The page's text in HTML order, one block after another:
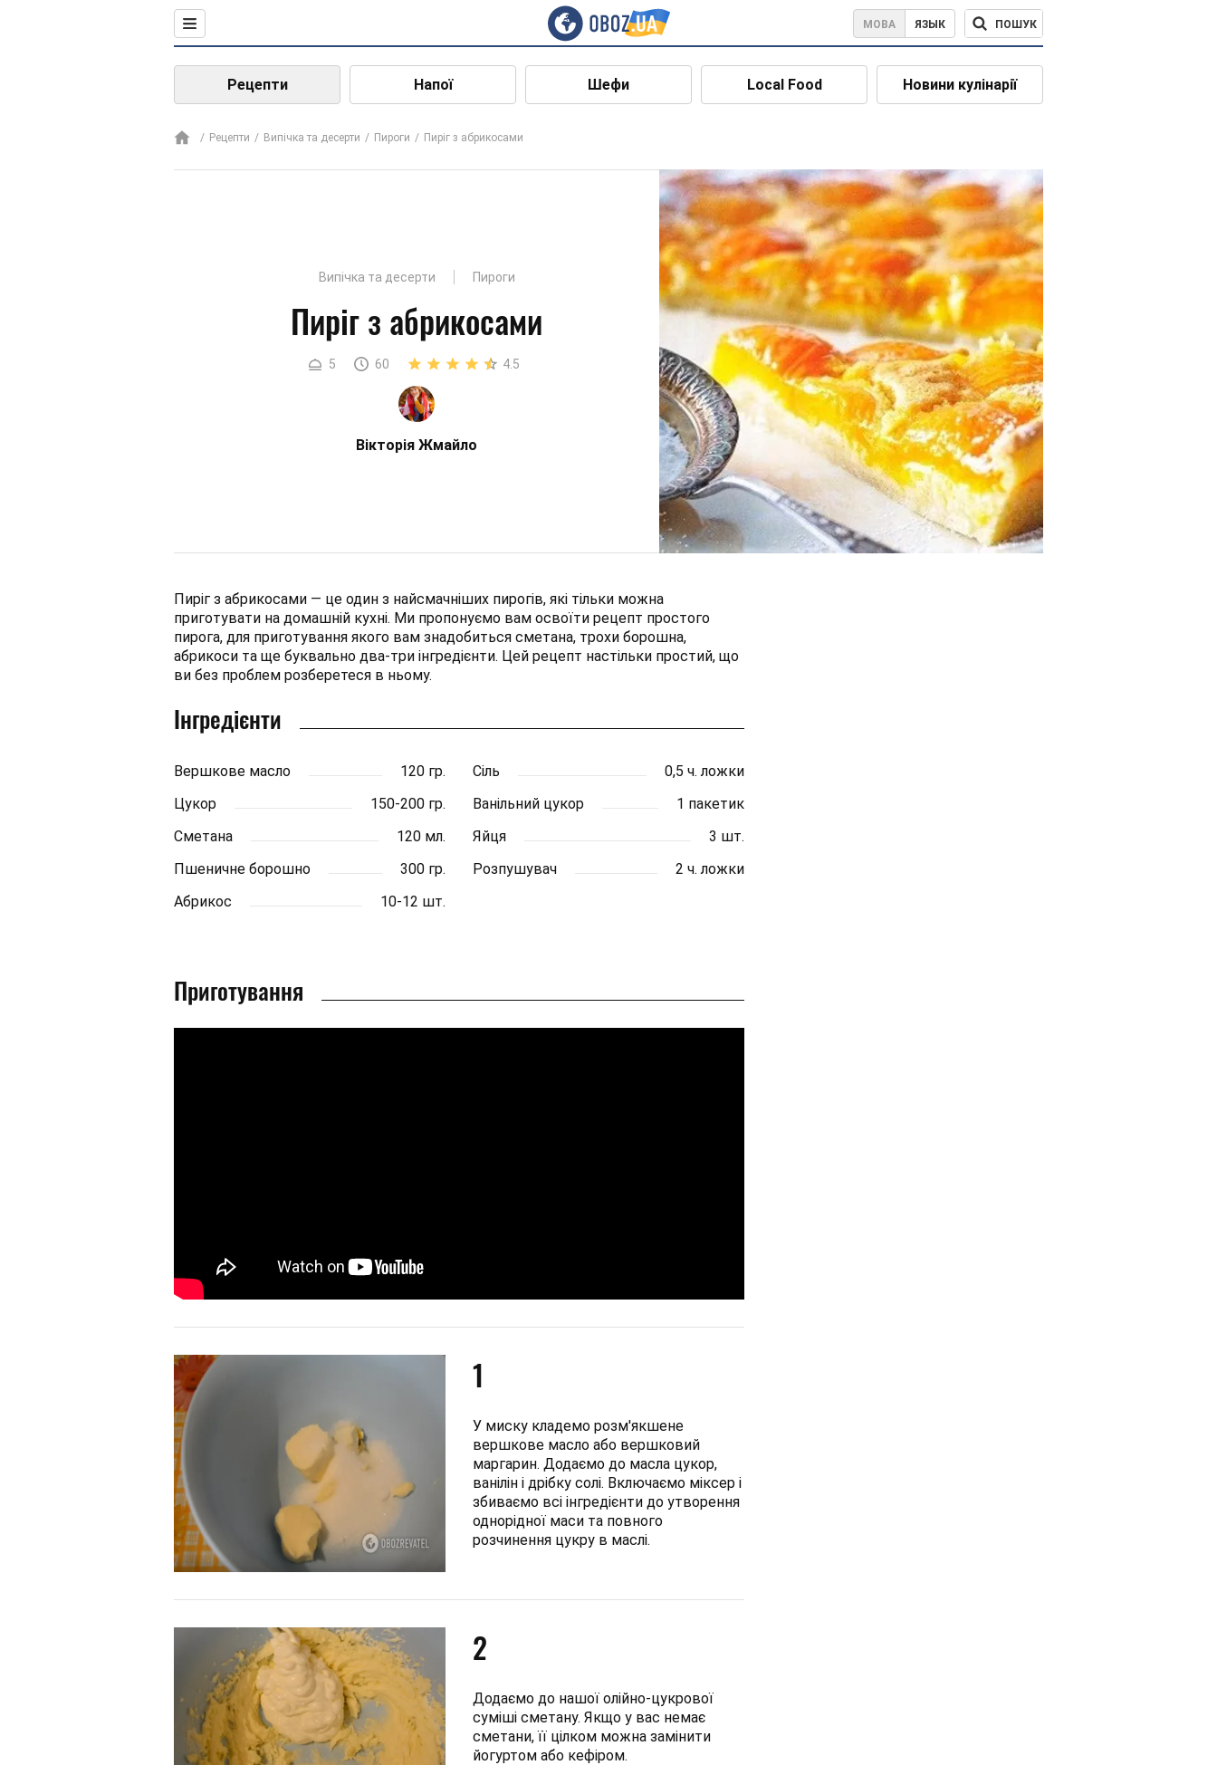
МОВА ЯЗЫК ПОШУК
Рецепти Напої Шефи Local Food Новини кулінарії
Рецепти Випічка та десерти Пироги Пиріг з абрикосами
Випічка та десерти Пироги
Пиріг з абрикосами
5 60 4.5
Вікторія Жмайло
Пиріг з абрикосами — це один з найсмачніших пирогів, які тільки можна
приготувати на домашній кухні. Ми пропонуємо вам освоїти рецепт простого
пирога, для приготування якого вам знадобиться сметана, трохи борошна,
абрикоси та ще буквально два-три інгредієнти. Цей рецепт настільки простий, що
ви без проблем розберетеся в ньому.
Інгредієнти
Вершкове масло 120 гр. Сіль
0,5 ч. ложки
Цукор
150-200 гр. Ванільний цукор
1 пакетик
Сметана
120 мл. Яйця
3 шт.
Пшеничне борошно
300 гр. Розпушувач
2 ч. ложки
Абрикос
10-12 шт.
Приготування
1
У миску кладемо розм'якшене
вершкове масло або вершковий
маргарин. Додаємо до масла цукор,
ванілін і дрібку солі. Включаємо міксер і
збиваємо всі інгредієнти до утворення
однорідної маси та повного
розчинення цукру в маслі.
2
Додаємо до нашої олійно-цукрової
суміші сметану. Якщо у вас немає
сметани, її цілком можна замінити
йогуртом або кефіром.